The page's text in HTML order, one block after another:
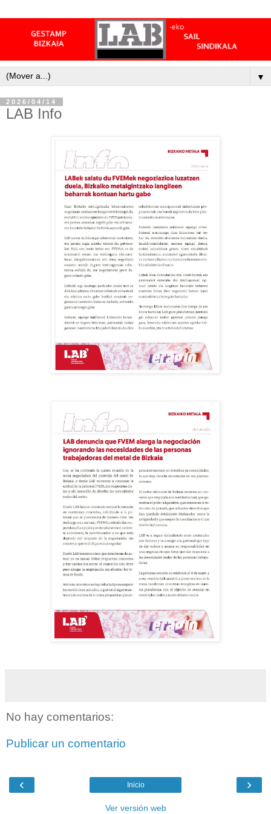
▼
2026/04/14
LAB Info
No hay comentarios:
Publicar un comentario
‹ ›
Inicio
Ver versión web